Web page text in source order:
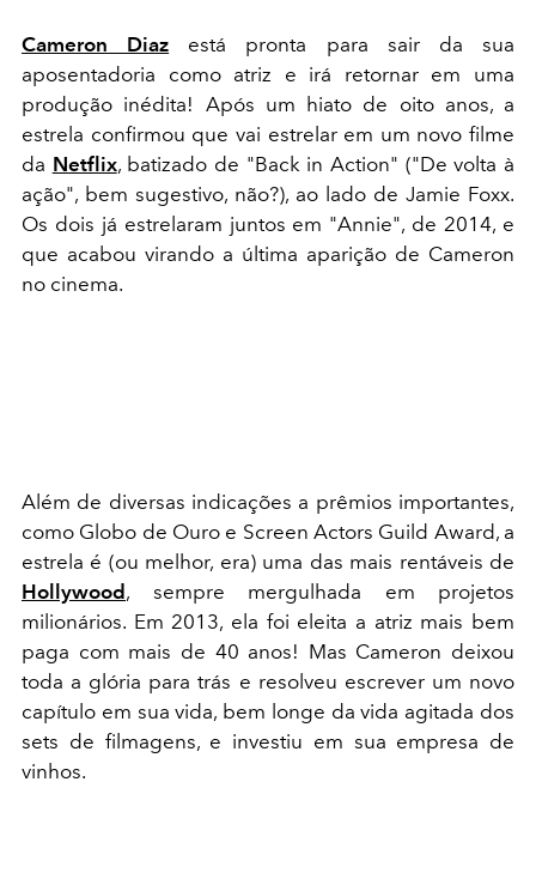
Cameron Diaz está pronta para sair da sua
aposentadoria como atriz e irá retornar em uma
produção inédita! Após um hiato de oito anos, a
estrela confirmou que vai estrelar em um novo filme
da Netflix, batizado de "Back in Action" ("De volta à
ação", bem sugestivo, não?), ao lado de Jamie Foxx.
Os dois já estrelaram juntos em "Annie", de 2014, e
que acabou virando a última aparição de Cameron
no cinema.
Além de diversas indicações a prêmios importantes,
como Globo de Ouro e Screen Actors Guild Award, a
estrela é (ou melhor, era) uma das mais rentáveis de
Hollywood , sempre mergulhada em projetos
milionários. Em 2013, ela foi eleita a atriz mais bem
paga com mais de 40 anos! Mas Cameron deixou
toda a glória para trás e resolveu escrever um novo
capítulo em sua vida, bem longe da vida agitada dos
sets de filmagens, e investiu em sua empresa de
vinhos.